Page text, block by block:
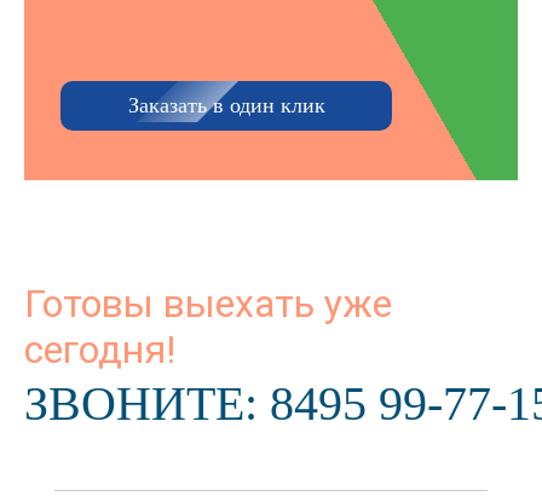
Заказать в один клик
Готовы выехать уже
сегодня!
ЗВОНИТЕ: 8495 99-77-